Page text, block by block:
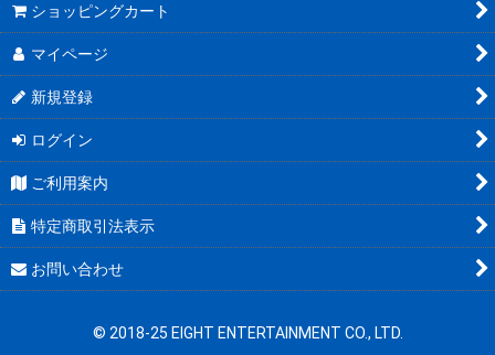
ショッピングカート
マイページ
新規登録
ログイン
ご利用案内
特定商取引法表示
お問い合わせ
© 2018-25 EIGHT ENTERTAINMENT CO., LTD.